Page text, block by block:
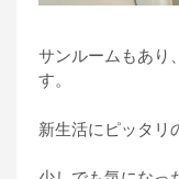
サンルームもあり
す。
新生活にピッタリ